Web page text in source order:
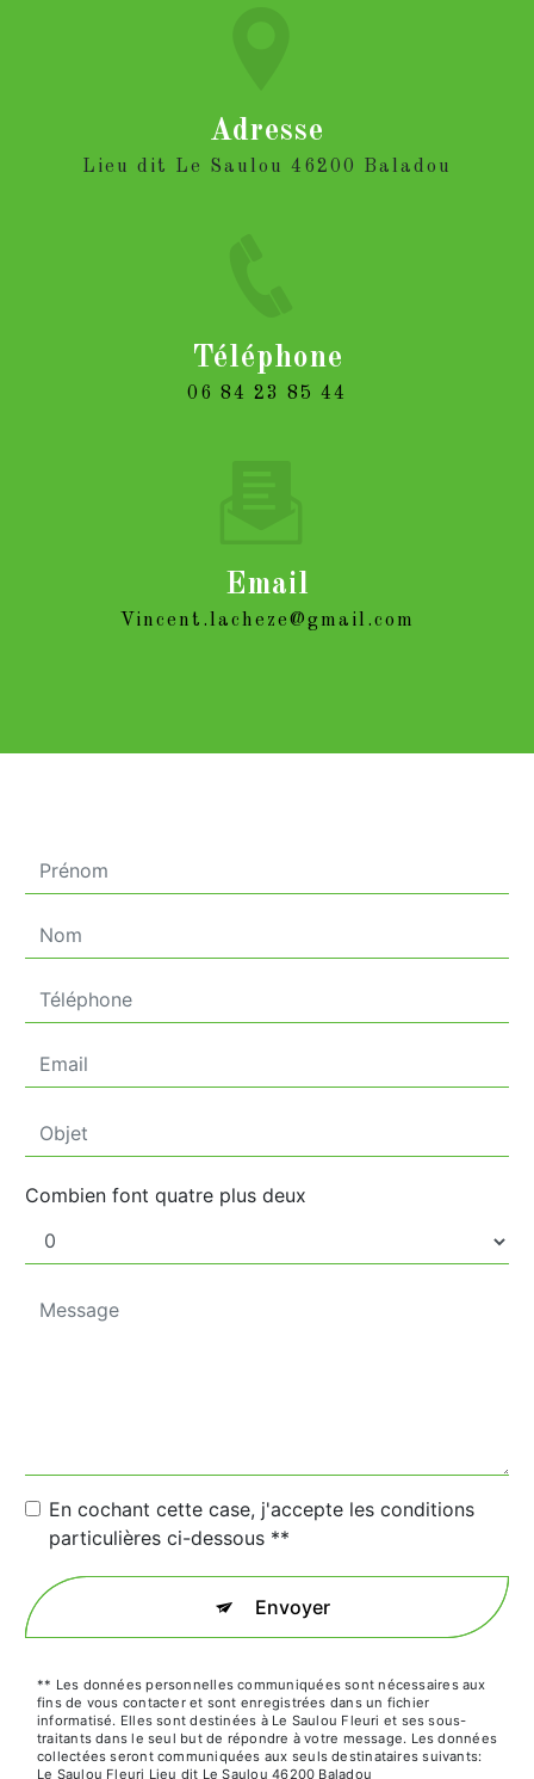
Adresse
Lieu dit Le Saulou 46200 Baladou
Téléphone
06 84 23 85 44
Email
vincent.lacheze@gmail.com
Combien font quatre plus deux
En cochant cette case, j'accepte les conditions
particulières ci-dessous **
Envoyer
** Les données personnelles communiquées sont nécessaires aux
fins de vous contacter et sont enregistrées dans un fichier
informatisé. Elles sont destinées à Le Saulou Fleuri et ses sous-
traitants dans le seul but de répondre à votre message. Les données
collectées seront communiquées aux seuls destinataires suivants:
Le Saulou Fleuri Lieu dit Le Saulou 46200 Baladou